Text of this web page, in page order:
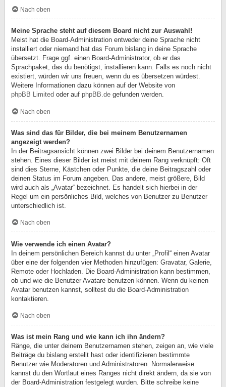
Nach oben
Meine Sprache steht auf diesem Board nicht zur Auswahl!
Meist hat die Board-Administration entweder deine Sprache nicht
installiert oder niemand hat das Forum bislang in deine Sprache
übersetzt. Frage ggf. einen Board-Administrator, ob er das
Sprachpaket, das du benötigst, installieren kann. Falls es noch nicht
existiert, würden wir uns freuen, wenn du es übersetzen würdest.
Weitere Informationen dazu können auf der Website von
phpBB Limited oder auf phpBB.de gefunden werden.
Nach oben
Was sind das für Bilder, die bei meinem Benutzernamen
angezeigt werden?
In der Beitragsansicht können zwei Bilder bei deinem Benutzernamen
stehen. Eines dieser Bilder ist meist mit deinem Rang verknüpft: Oft
sind dies Sterne, Kästchen oder Punkte, die deine Beitragszahl oder
deinen Status im Forum angeben. Das andere, meist größere, Bild
wird auch als „Avatar“ bezeichnet. Es handelt sich hierbei in der
Regel um ein persönliches Bild, welches von Benutzer zu Benutzer
unterschiedlich ist.
Nach oben
Wie verwende ich einen Avatar?
In deinem persönlichen Bereich kannst du unter „Profil“ einen Avatar
über eine der folgenden vier Methoden hinzufügen: Gravatar, Galerie,
Remote oder Hochladen. Die Board-Administration kann bestimmen,
ob und wie die Benutzer Avatare benutzen können. Wenn du keinen
Avatar benutzen kannst, solltest du die Board-Administration
kontaktieren.
Nach oben
Was ist mein Rang und wie kann ich ihn ändern?
Ränge, die unter deinem Benutzernamen stehen, zeigen an, wie viele
Beiträge du bislang erstellt hast oder identifizieren bestimmte
Benutzer wie Moderatoren und Administratoren. Normalerweise
kannst du den Wortlaut eines Ranges nicht direkt ändern, da sie von
der Board-Administration festgelegt wurden. Bitte schreibe keine